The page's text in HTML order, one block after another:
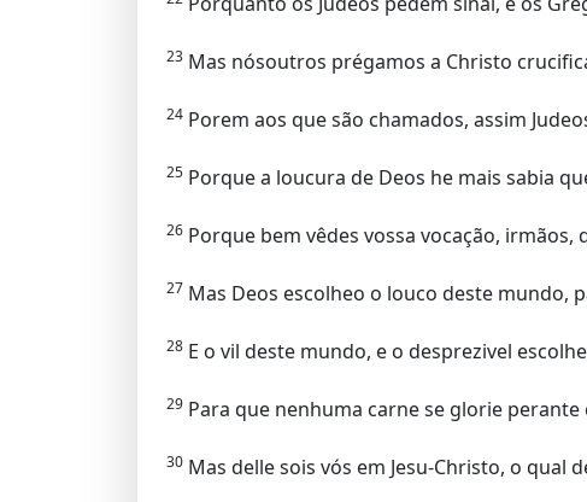
23 Mas nósoutros prégamos a Christo
24 Porem aos que são chamados, assim
25 Porque a loucura de Deos he mais sabia
26 Porque bem vêdes vossa vocação, irmãos,
27 Mas Deos escolheo o louco deste mundo,
28 E o vil deste mundo, e o desprezivel
29 Para que nenhuma carne se glorie perante
30 Mas delle sois vós em Jesu-Christo, o qual